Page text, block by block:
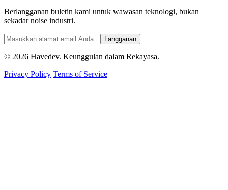
Berlangganan buletin kami untuk wawasan teknologi, bukan
sekadar noise industri.
Langganan
© 2026 Havedev. Keunggulan dalam Rekayasa.
Privacy Policy Terms of Service